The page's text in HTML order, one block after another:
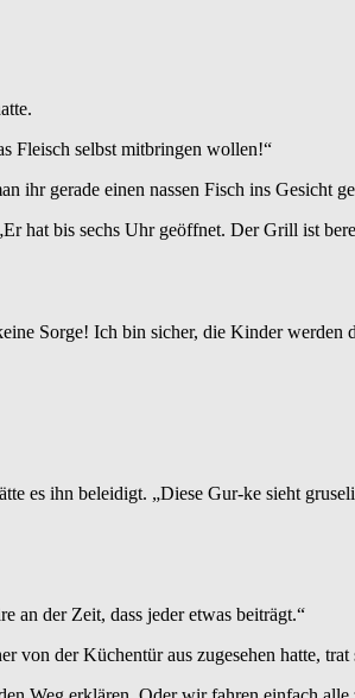
Fleisch selbst mitbringen wollen!“
ihr gerade einen nassen Fisch ins Gesicht
hat bis sechs Uhr geöffnet. Der Grill ist
Sorge! Ich bin sicher, die Kinder werden
es ihn beleidigt. „Diese Gur-ke sieht
an der Zeit, dass jeder etwas beiträgt.“
von der Küchentür aus zugesehen hatte,